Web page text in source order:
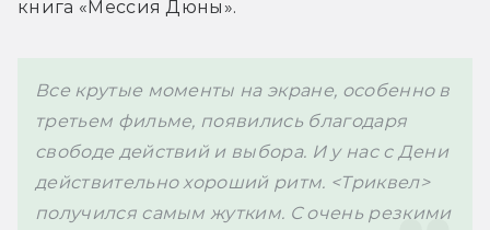
книга «Мессия Дюны».
Все крутые моменты на экране, особенно в
третьем фильме, появились благодаря
свободе действий и выбора. И у нас с Дени
действительно хороший ритм. <Триквел>
получился самым жутким. С очень резкими